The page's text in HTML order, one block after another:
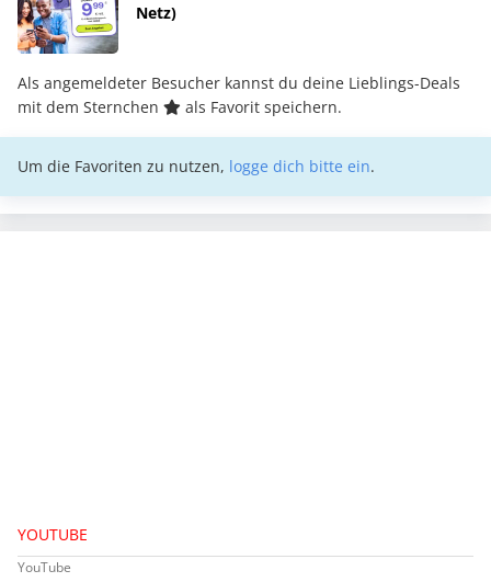
Netz)
Als angemeldeter Besucher kannst du deine Lieblings-Deals
mit dem Sternchen
als Favorit speichern.
Um die Favoriten zu nutzen, logge dich bitte ein.
YOUTUBE
YouTube